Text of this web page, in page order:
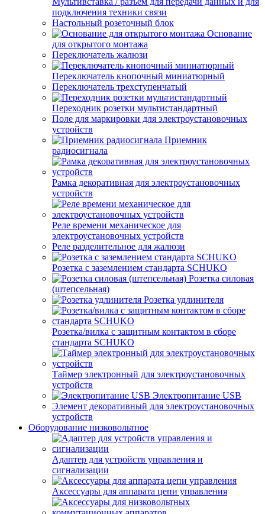
подключения техники связи
Настольный розеточный блок
Основание
для открытого монтажа
Переключатель жалюзи
Переключатель кнопочный миниатюрный
Переключатель трехступенчатый
Переходник розетки мультистандартный
Поле для маркировки для электроустановочных
устройств
Приемник
радиосигнала
Рамка декоративная для электроустановочных
устройств
Реле времени механическое для
электроустановочных устройств
Реле разделительное для жалюзи
Розетка с заземлением стандарта SCHUKO
Розетка силовая
(штепсельная)
Розетка удлинителя
Розетка/вилка с защитным контактом в сборе
стандарта SCHUKO
Таймер электронный для электроустановочных
устройств
Электропитание USB
Элемент декоративный для электроустановочных
устройств
Оборудование низковольтное
Адаптер для устройств управления и
сигнализации
Аксессуары для аппарата цепи управления